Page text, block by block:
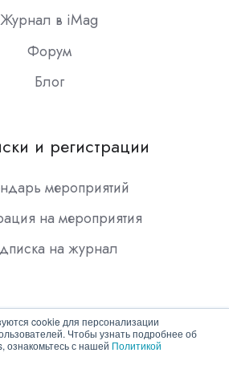
cookie для персонализации
Чтобы узнать подробнее об
ознакомьтесь с нашей Политикой
Журнал в iMag
Форум
Блог
и регистрации
мероприятий
на мероприятия
на журнал